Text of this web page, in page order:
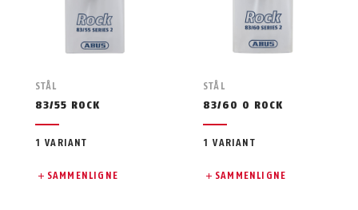
STÅL
83/55 ROCK
1 VARIANT
SAMMENLIGNE
STÅL
83/60 O ROCK
1 VARIANT
SAMMENLIGNE